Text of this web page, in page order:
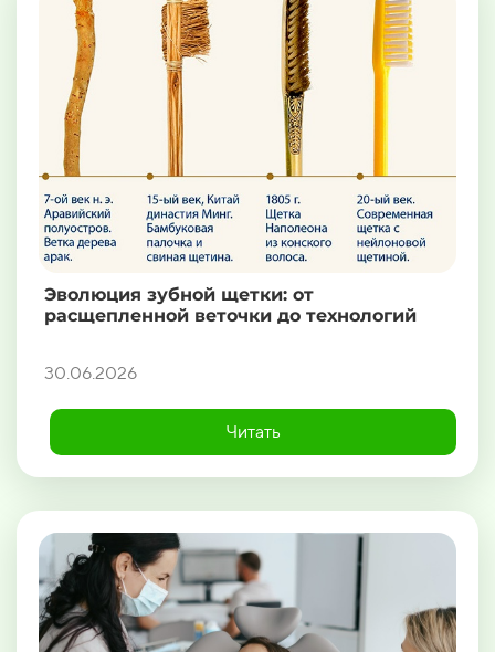
Эволюция зубной щетки: от
расщепленной веточки до технологий
30.06.2026
Читать